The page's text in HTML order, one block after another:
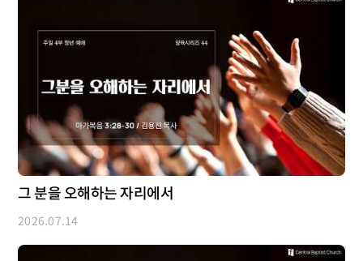
그 분을 오해하는 자리에서
2026.07.14